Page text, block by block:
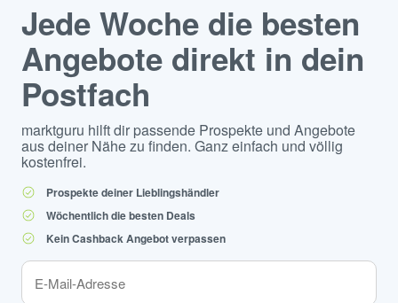
Jede Woche die besten
Angebote direkt in dein
Postfach
marktguru hilft dir passende Prospekte und Angebote
aus deiner Nähe zu finden. Ganz einfach und völlig
kostenfrei.
Prospekte deiner Lieblingshändler
Wöchentlich die besten Deals
Kein Cashback Angebot verpassen